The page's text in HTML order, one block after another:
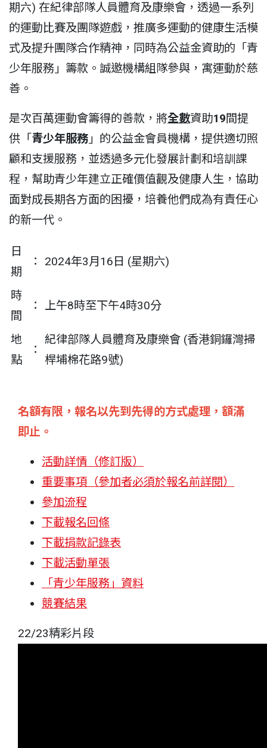
期六) 在紀律部隊人員體育及康樂會，透過一系列
的運動比賽及團隊遊戲，推廣多運動的健康生活模
式及提升團隊合作精神，同時為公益金資助的「青
少年服務」籌款。誠邀機構組隊參與，寓運動於慈
善。
是次百萬運動會籌得的善款，將全數資助19間提
供「 青少年服務 」的公益金會員機構，提供適切照
顧和支援服務，並透過多元化發展計劃和培訓課
程，幫助青少年建立正確價值觀及健康人生，協助
面對成長期各方面的困擾，培養他們成為有責任心
的新一代。
日
期
： 2024年3月16日 (星期六)
時
間
： 上午8時至下午4時30分
地
點
：
紀律部隊人員體育及康樂會 (香港銅鑼灣掃
桿埔棉花路9號)
名額有限，報名以先到先得的方式處理，額滿
即止。
活動詳情（修訂版）
重要事項（參加者必須於報名前詳閱）
參加流程
下載報名回條
下載捐款記錄表
下載活動單張
「青少年服務」資料
競賽結果
22/23精彩片段